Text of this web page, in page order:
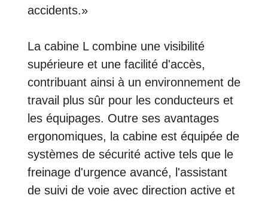
accidents.»
La cabine L combine une visibilité
supérieure et une facilité d'accès,
contribuant ainsi à un environnement de
travail plus sûr pour les conducteurs et
les équipages. Outre ses avantages
ergonomiques, la cabine est équipée de
systèmes de sécurité active tels que le
freinage d'urgence avancé, l'assistant
de suivi de voie avec direction active et